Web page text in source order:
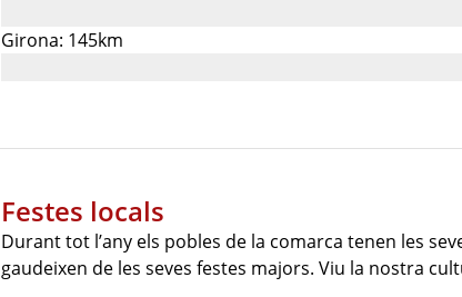
Girona: 145km
Festes locals
Durant tot l’any els pobles de la comarca tenen les
gaudeixen de les seves festes majors. Viu la nostra